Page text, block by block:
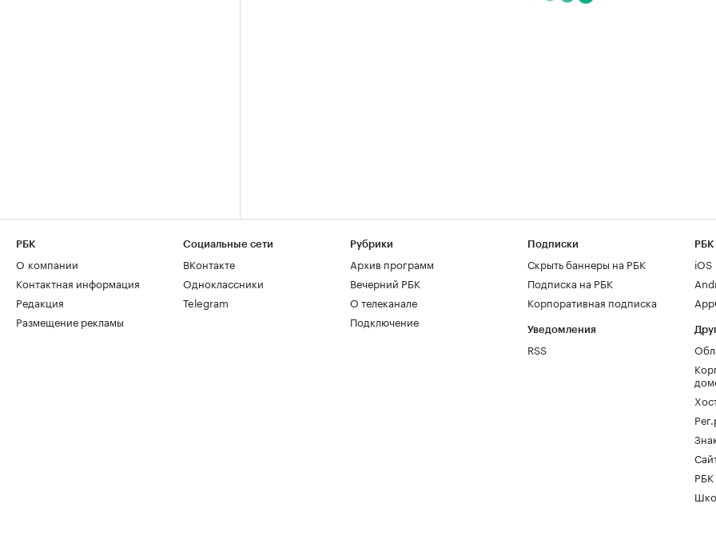
РБК
О компании
Контактная информация
Редакция
Размещение рекламы
Социальные сети
ВКонтакте
Одноклассники
Telegram
Рубрики
Архив программ
Вечерний РБК
О телеканале
Подключение
Подписки
Скрыть баннеры на РБК
Подписка на РБК
Корпоративная подписка
Уведомления
RSS
РБК
iOS